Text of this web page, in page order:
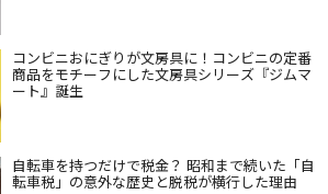
コンビニおにぎりが文房具に！コンビニの定番
商品をモチーフにした文房具シリーズ『ジムマ
ート』誕生
自転車を持つだけで税金？ 昭和まで続いた「自
転車税」の意外な歴史と脱税が横行した理由